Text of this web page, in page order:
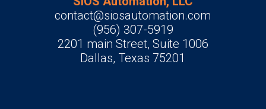
contact@siosautomation.com
(956) 307-5919
2201 main Street, Suite 1006
Dallas, Texas 75201